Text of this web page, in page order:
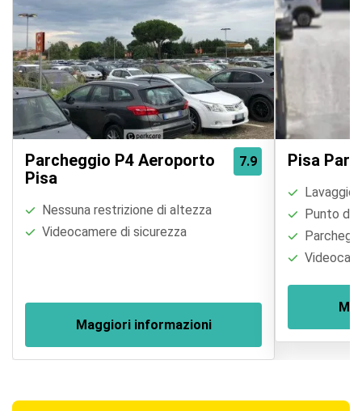
7.9
Parcheggio P4 Aeroporto
Pisa
Nessuna restrizione di altezza
Videocamere di sicurezza
Maggiori informazioni
Pisa Park
Lavaggio
Punto di